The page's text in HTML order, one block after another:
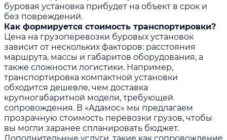
буровая установка прибудет на объект в срок и
без повреждений.
Как формируется стоимость транспортировки?
Цена на грузоперевозки буровых установок
зависит от нескольких факторов: расстояния
маршрута, массы и габаритов оборудования, а
также сложности логистики. Например,
транспортировка компактной установки
обходится дешевле, чем доставка
крупногабаритной модели, требующей
сопровождения. В «Адамос» мы предлагаем
прозрачную стоимость перевозки грузов, чтобы
вы могли заранее спланировать бюджет.